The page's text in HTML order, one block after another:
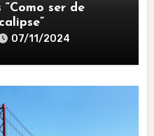
ser de
07/11/2024